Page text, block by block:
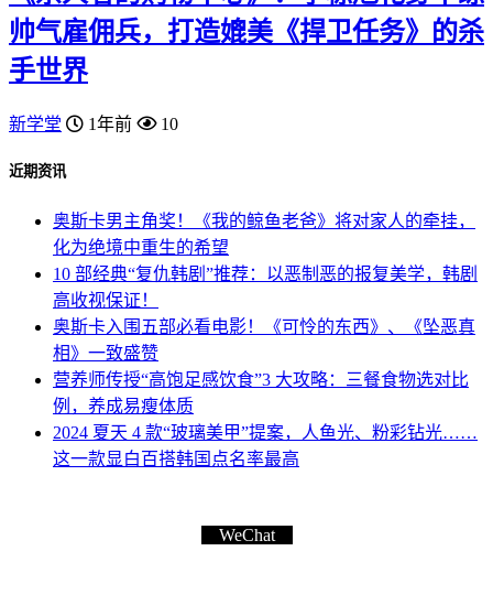
帅气雇佣兵，打造媲美《捍卫任务》的杀
手世界
新学堂 1年前 10
近期资讯
奥斯卡男主角奖！《我的鲸鱼老爸》将对家人的牵挂，
化为绝境中重生的希望
10 部经典“复仇韩剧”推荐：以恶制恶的报复美学，韩剧
高收视保证！
奥斯卡入围五部必看电影！《可怜的东西》、《坠恶真
相》一致盛赞
营养师传授“高饱足感饮食”3 大攻略：三餐食物选对比
例，养成易瘦体质
2024 夏天 4 款“玻璃美甲”提案，人鱼光、粉彩钻光……
这一款显白百搭韩国点名率最高
WeChat